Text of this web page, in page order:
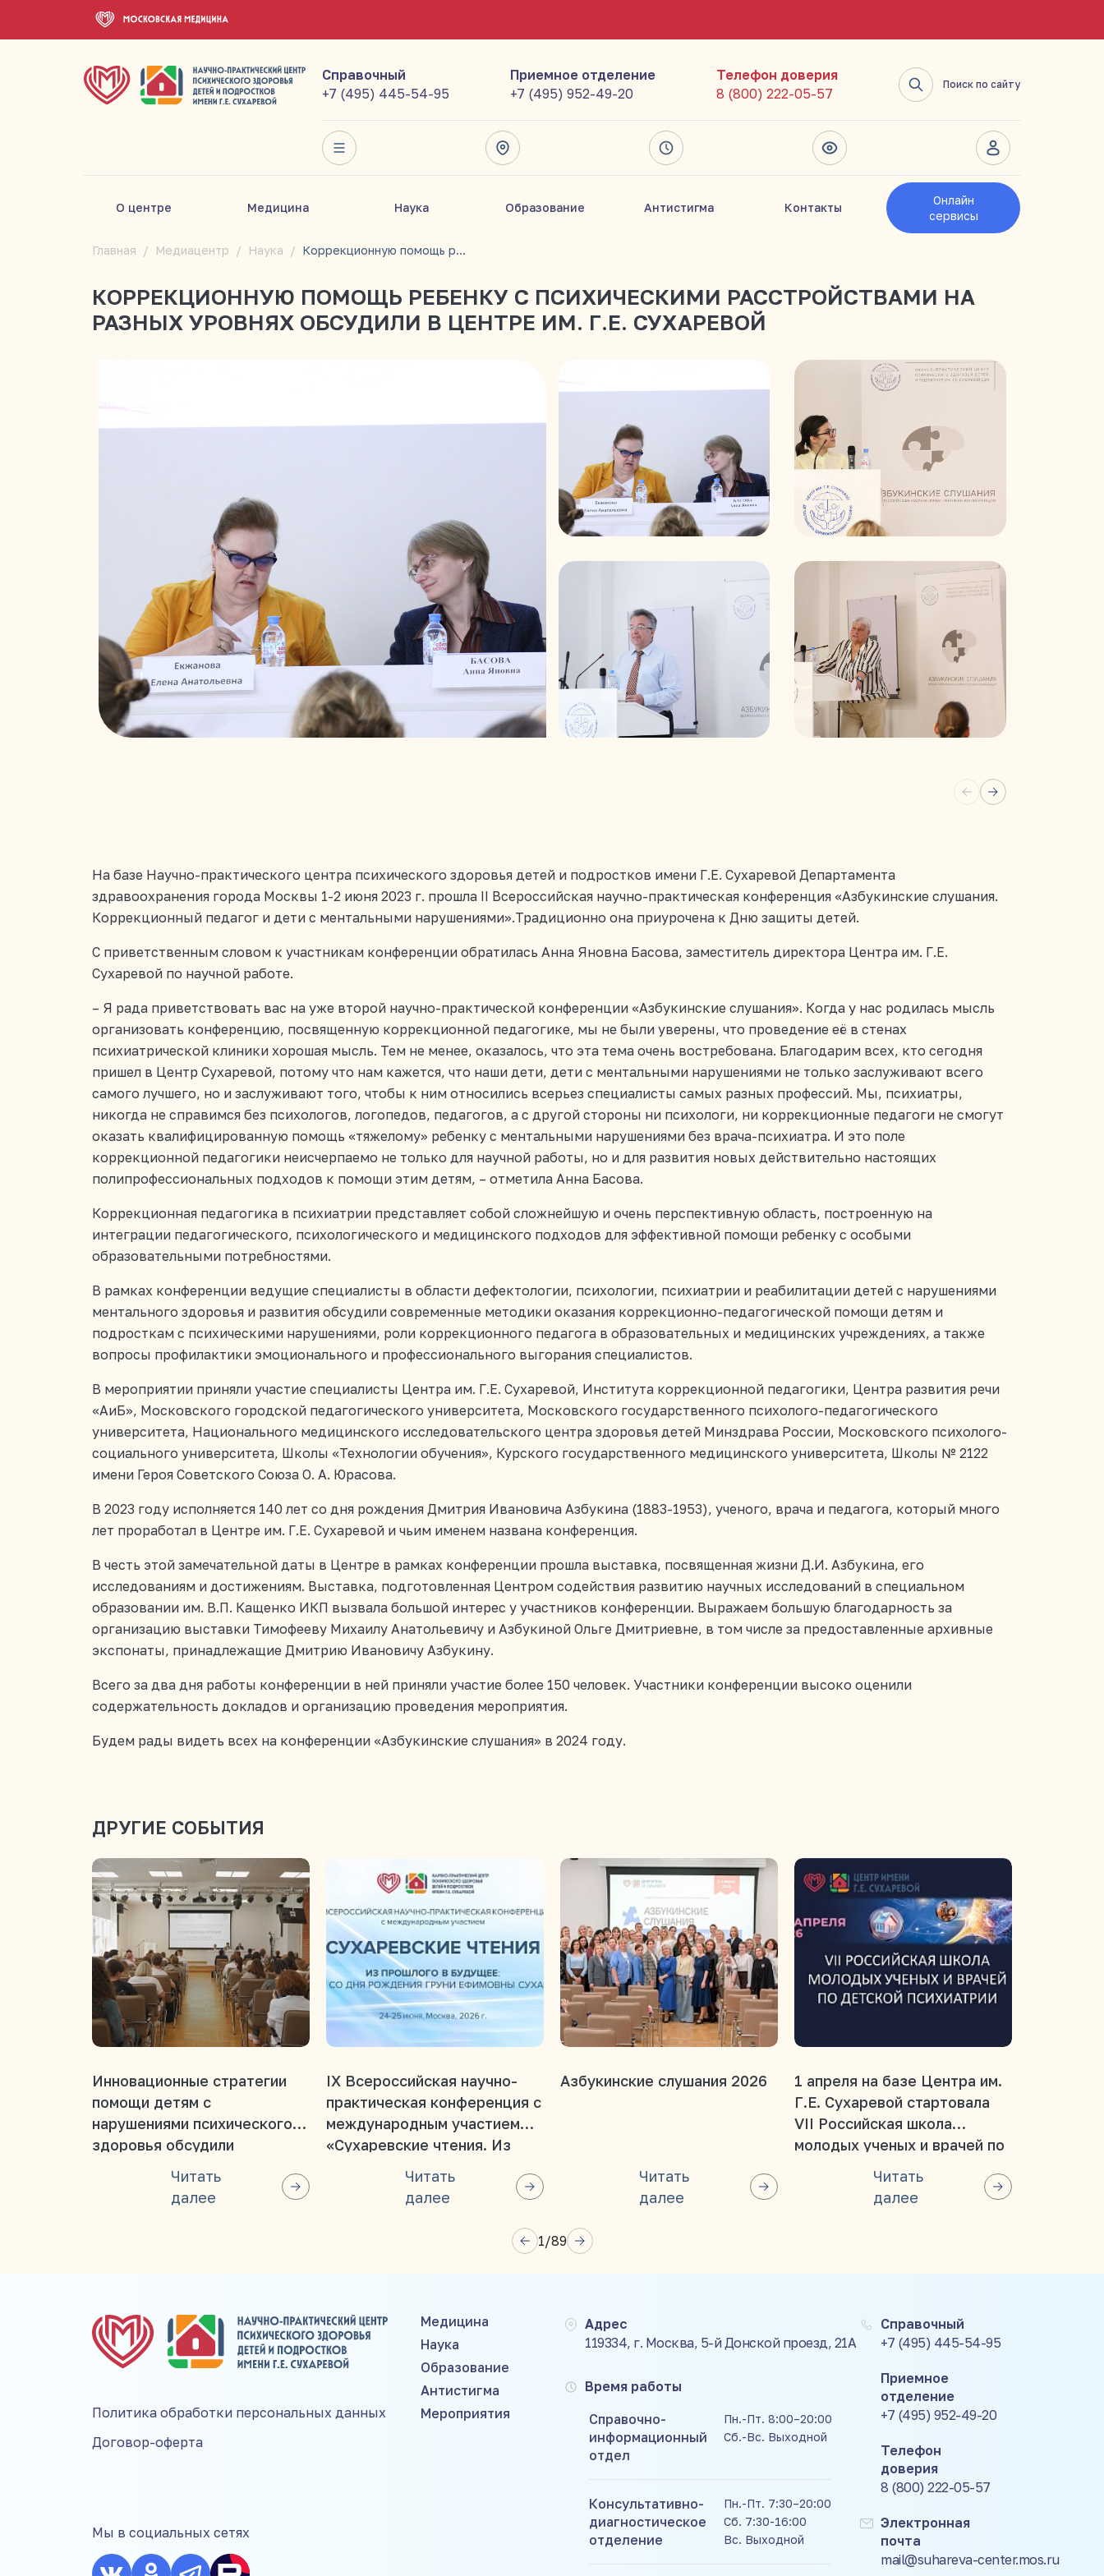
Справочный
+7 (495) 445-54-95
Приемное отделение
+7 (495) 952-49-20
Телефон доверия
8 (800) 222-05-57
Поиск по сайту
О центре Медицина Наука Образование Антистигма Контакты
Онлайн
сервисы
Главная Медиацентр Наука Коррекционную помощь ребенку с психическими расстройствами на разных уровнях обсудили в Центре им. Г.Е. Сухаревой
КОРРЕКЦИОННУЮ ПОМОЩЬ РЕБЕНКУ С ПСИХИЧЕСКИМИ РАССТРОЙСТВАМИ НА
РАЗНЫХ УРОВНЯХ ОБСУДИЛИ В ЦЕНТРЕ ИМ. Г.Е. СУХАРЕВОЙ
На базе Научно-практического центра психического здоровья детей и подростков имени Г.Е. Сухаревой Департамента
здравоохранения города Москвы 1-2 июня 2023 г. прошла II Всероссийская научно-практическая конференция «Азбукинские слушания.
Коррекционный педагог и дети с ментальными нарушениями».Традиционно она приурочена к Дню защиты детей.
С приветственным словом к участникам конференции обратилась Анна Яновна Басова, заместитель директора Центра им. Г.Е.
Сухаревой по научной работе.
– Я рада приветствовать вас на уже второй научно-практической конференции «Азбукинские слушания». Когда у нас родилась мысль
организовать конференцию, посвященную коррекционной педагогике, мы не были уверены, что проведение её в стенах
психиатрической клиники хорошая мысль. Тем не менее, оказалось, что эта тема очень востребована. Благодарим всех, кто сегодня
пришел в Центр Сухаревой, потому что нам кажется, что наши дети, дети с ментальными нарушениями не только заслуживают всего
самого лучшего, но и заслуживают того, чтобы к ним относились всерьез специалисты самых разных профессий. Мы, психиатры,
никогда не справимся без психологов, логопедов, педагогов, а с другой стороны ни психологи, ни коррекционные педагоги не смогут
оказать квалифицированную помощь «тяжелому» ребенку с ментальными нарушениями без врача-психиатра. И это поле
коррекционной педагогики неисчерпаемо не только для научной работы, но и для развития новых действительно настоящих
полипрофессиональных подходов к помощи этим детям, – отметила Анна Басова.
Коррекционная педагогика в психиатрии представляет собой сложнейшую и очень перспективную область, построенную на
интеграции педагогического, психологического и медицинского подходов для эффективной помощи ребенку с особыми
образовательными потребностями.
В рамках конференции ведущие специалисты в области дефектологии, психологии, психиатрии и реабилитации детей с нарушениями
ментального здоровья и развития обсудили современные методики оказания коррекционно-педагогической помощи детям и
подросткам с психическими нарушениями, роли коррекционного педагога в образовательных и медицинских учреждениях, а также
вопросы профилактики эмоционального и профессионального выгорания специалистов.
В мероприятии приняли участие специалисты Центра им. Г.Е. Сухаревой, Института коррекционной педагогики, Центра развития речи
«АиБ», Московского городской педагогического университета, Московского государственного психолого-педагогического
университета, Национального медицинского иссле­довательского центра здоровья детей Минздрава России, Московского психолого-
социального университета, Школы «Технологии обучения», Курского государственного медицинского университета, Школы № 2122
имени Героя Советского Союза О. А. Юрасова.
В 2023 году исполняется 140 лет со дня рождения Дмитрия Ивановича Азбукина (1883-1953), ученого, врача и педагога, который много
лет проработал в Центре им. Г.Е. Сухаревой и чьим именем названа конференция.
В честь этой замечательной даты в Центре в рамках конференции прошла выставка, посвященная жизни Д.И. Азбукина, его
исследованиям и достижениям. Выставка, подготовленная Центром содействия развитию научных исследований в специальном
образовании им. В.П. Кащенко ИКП вызвала большой интерес у участников конференции. Выражаем большую благодарность за
организацию выставки Тимофееву Михаилу Анатольевичу и Азбукиной Ольге Дмитриевне, в том числе за предоставленные архивные
экспонаты, принадлежащие Дмитрию Ивановичу Азбукину.
Всего за два дня работы конференции в ней приняли участие более 150 человек. Участники конференции высоко оценили
содержательность докладов и организацию проведения мероприятия.
Будем рады видеть всех на конференции «Азбукинские слушания» в 2024 году.
ДРУГИЕ СОБЫТИЯ
Инновационные стратегии
помощи детям с
нарушениями психического
здоровья обсудили
Г.Е. Сухаревой
Читать
далее
IX Всероссийская научно-
практическая конференция с
международным участием
«Сухаревские чтения. Из
со дня рождения Груни
Ефимовны Сухаревой»
Читать
далее
Азбукинские слушания 2026
Читать
далее
1 апреля на базе Центра им.
Г.Е. Сухаревой стартовала
VII Российская школа
молодых ученых и врачей по
Читать
далее
1/89
Политика обработки персональных данных
Договор-оферта
Мы в социальных сетях
Медицина
Наука
Образование
Антистигма
Мероприятия
Адрес
119334, г. Москва, 5-й Донской проезд, 21А
Время работы
Справочно-
информационный
отдел
Пн.-Пт. 8:00–20:00
Сб.-Вс. Выходной
Консультативно-
диагностическое
отделение
Пн.-Пт. 7:30–20:00
Сб. 7:30-16:00
Вс. Выходной
Справочный
+7 (495) 445-54-95
Приемное
отделение
+7 (495) 952-49-20
Телефон
доверия
8 (800) 222-05-57
Электронная
почта
mail@suhareva-center.mos.ru